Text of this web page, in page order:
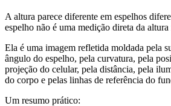
A altura parece diferente em espelhos
espelho não é uma medição direta da altura
Ela é uma imagem refletida moldada pela
ângulo do espelho, pela curvatura, pela
projeção do celular, pela distância, pela
do corpo e pelas linhas de referência do
Um resumo prático: